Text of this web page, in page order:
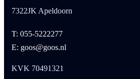
7322JK Apeldoorn
T: 055-5222277
E: goos@goos.nl
KVK 70491321